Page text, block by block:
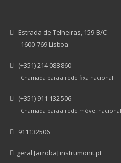
Estrada de Telheiras, 159-B/C
1600-769 Lisboa
(+351) 214 088 860
Chamada para a rede fixa nacional
(+351) 911 132 506
Chamada para a rede móvel nacional
911132506
geral [arroba] instrumonit.pt